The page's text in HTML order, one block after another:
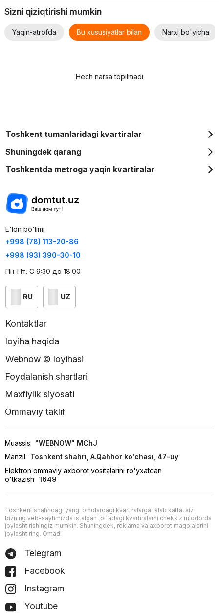
Sizni qiziqtirishi mumkin
Yaqin-atrofda Bu xususiyatlar bilan Narxi bo'yicha
Hech narsa topilmadi
Toshkent tumanlaridagi kvartiralar
Shuningdek qarang
Toshkentda metroga yaqin kvartiralar
E'lon bo'limi
+998 (78) 113-20-86
+998 (93) 390-30-10
Пн-Пт. С 9:30 до 18:00
RU UZ
Kontaktlar
loyiha haqida
Webnow © loyihasi
Foydalanish shartlari
Maxfiylik siyosati
Ommaviy taklif
Muassis: "WEBNOW" MChJ
Manzil: Toshkent shahri, A.Qahhor ko'chasi, 47-uy
Elektron ommaviy axborot vositalarini ro'yxatdan
o'tkazish: 1649
Toshkent shahridagi yangi binolardagi kvartiralarga talab katta, siz
bizning veb-saytimizda istalgan toifadagi kvartiralarni cheksiz miqdorda
joylashtirishingiz mumkin. Shuningdek, reklama va axborot maqolalarini
joylashtiring. Omad!
Telegram
Facebook
Instagram
Youtube